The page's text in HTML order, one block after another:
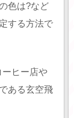
色は?など
する方法で
ーヒー店や
ある玄空飛